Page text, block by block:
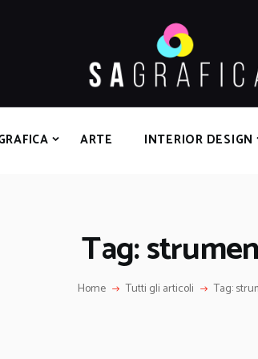
ARTE INTERIOR DESIGN
Tag:
Home Tutti gli articoli Tag:
DESIGN